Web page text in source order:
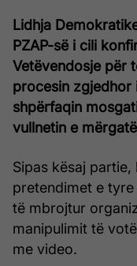
Lidhja
PZAP-së i cili
Vetëvendosje për
procesin zgjedhor
shpërfaqin
vullnetin e
Sipas kësaj
pretendimet e
të mbrojtur
manipulimit të
me video.